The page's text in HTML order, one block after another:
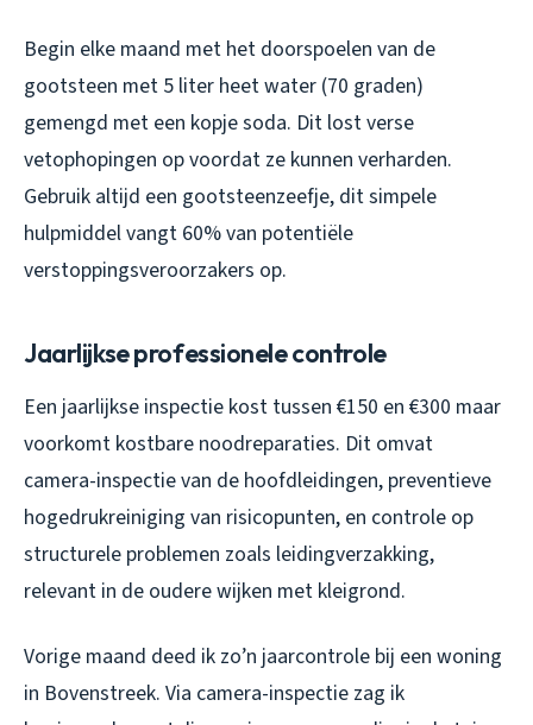
Begin elke maand met het doorspoelen van de
gootsteen met 5 liter heet water (70 graden)
gemengd met een kopje soda. Dit lost verse
vetophopingen op voordat ze kunnen verharden.
Gebruik altijd een gootsteenzeefje, dit simpele
hulpmiddel vangt 60% van potentiële
verstoppingsveroorzakers op.
Jaarlijkse professionele controle
Een jaarlijkse inspectie kost tussen €150 en €300 maar
voorkomt kostbare noodreparaties. Dit omvat
camera-inspectie van de hoofdleidingen, preventieve
hogedrukreiniging van risicopunten, en controle op
structurele problemen zoals leidingverzakking,
relevant in de oudere wijken met kleigrond.
Vorige maand deed ik zo’n jaarcontrole bij een woning
in Bovenstreek. Via camera-inspectie zag ik